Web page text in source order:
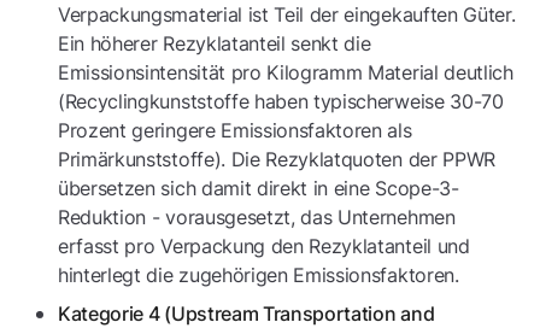
Verpackungsmaterial ist Teil der eingekauften Güter.
Ein höherer Rezyklatanteil senkt die
Emissionsintensität pro Kilogramm Material deutlich
(Recyclingkunststoffe haben typischerweise 30-70
Prozent geringere Emissionsfaktoren als
Primärkunststoffe). Die Rezyklatquoten der PPWR
übersetzen sich damit direkt in eine Scope-3-
Reduktion - vorausgesetzt, das Unternehmen
erfasst pro Verpackung den Rezyklatanteil und
hinterlegt die zugehörigen Emissionsfaktoren.
Kategorie 4 (Upstream Transportation and